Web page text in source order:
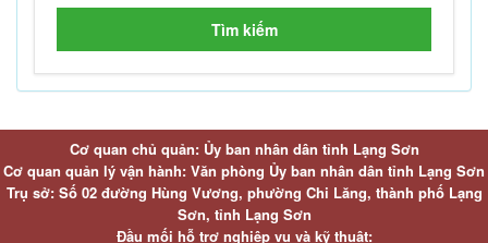
Tìm kiếm
Cơ quan chủ quản: Ủy ban nhân dân tỉnh Lạng Sơn
Cơ quan quản lý vận hành: Văn phòng Ủy ban nhân dân tỉnh Lạng Sơn
Trụ sở: Số 02 đường Hùng Vương, phường Chi Lăng, thành phố Lạng
Sơn, tỉnh Lạng Sơn
Đầu mối hỗ trợ nghiệp vụ và kỹ thuật: